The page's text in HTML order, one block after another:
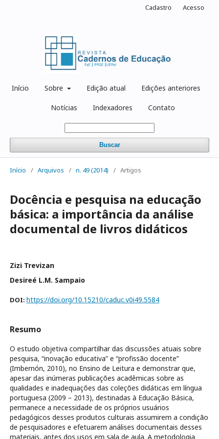
Início Sobre Edição atual Edições anteriores
Notícias Indexadores Contato
Buscar
Cadastro Acesso
Início / Arquivos / n. 49 (2014) / Artigos
Docência e pesquisa na educação
básica: a importância da análise
documental de livros didáticos
Zizi Trevizan
Desireé L.M. Sampaio
DOI: https://doi.org/10.15210/caduc.v0i49.5584
Resumo
O estudo objetiva compartilhar das discussões atuais sobre
pesquisa, “inovação educativa” e “profissão docente”
(Imbernón, 2010), no Ensino de Leitura e demonstrar que,
apesar das inúmeras publicações acadêmicas sobre as
qualidades e inadequações das coleções didáticas em língua
portuguesa (2009 – 2013), destinadas à Educação Básica,
permanece a necessidade de os próprios usuários
pedagógicos desses produtos culturais assumirem a condição
de pesquisadores e efetuarem análises documentais desses
materiais, antes dos usos em sala de aula. A metodologia